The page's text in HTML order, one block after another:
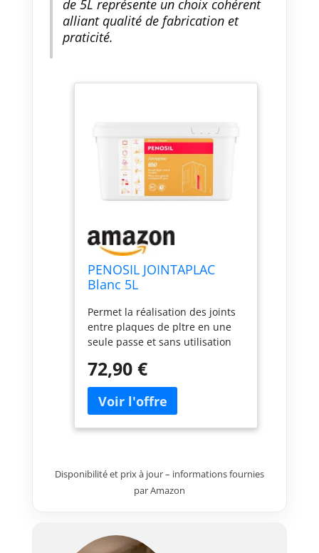
de 5L représente un choix cohérent
alliant qualité de fabrication et
praticité.
PENOSIL JOINTAPLAC
Blanc 5L
Permet la réalisation des joints
entre plaques de pltre en une
seule passe et sans utilisation
bande grillagée Grâce à sa
formulation spécifique et sans
eau ajoutée, le Jointaplac est
considéré sans retrait Ne fissure
pas pendant ni après le séchage
Jointaplac peut être poncé,
enduit et peint après un
l’énergie
72,90 €
Disponibilité et prix à jour – informations fournies
par Amazon